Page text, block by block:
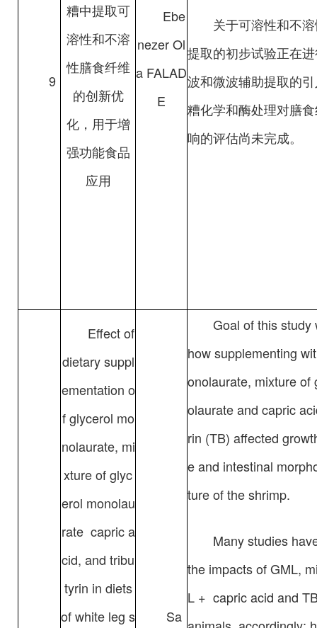
9
糟中提取可
溶性和不溶
性膳食纤维
的创新优
化，用于增
强功能食品
应用
Ebe
nezer Ol
a FALAD
E
关于可溶性和不
提取的初步试验正在
波和微波辅助提取的
糟化学和酶处理对膳
响的评估尚未完成。
Effect of
dietary suppl
ementation o
f glycerol mo
nolaurate, mi
xture of glyc
erol monolau
rate capric a
cid, and tribu
tyrin in diets
of white leg s
Sa
Goal of this study
how supplementing
onolaurate, mixture of
olaurate and capric
rin (TB) affected
e and intestinal
ture of the shrimp.
Many studies
the impacts of GML,
L + capric acid and